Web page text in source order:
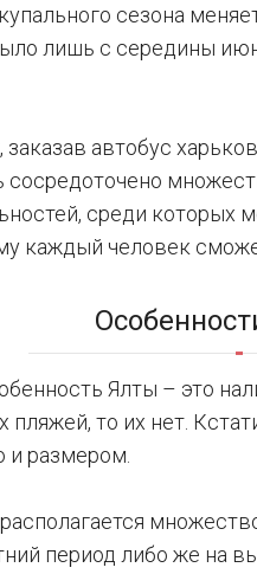
сезона
лишь с середины
автобус
сосредоточено
среди которых
каждый человек
Ялты – это
пляжей, то их нет.
и размером.
период либо же на